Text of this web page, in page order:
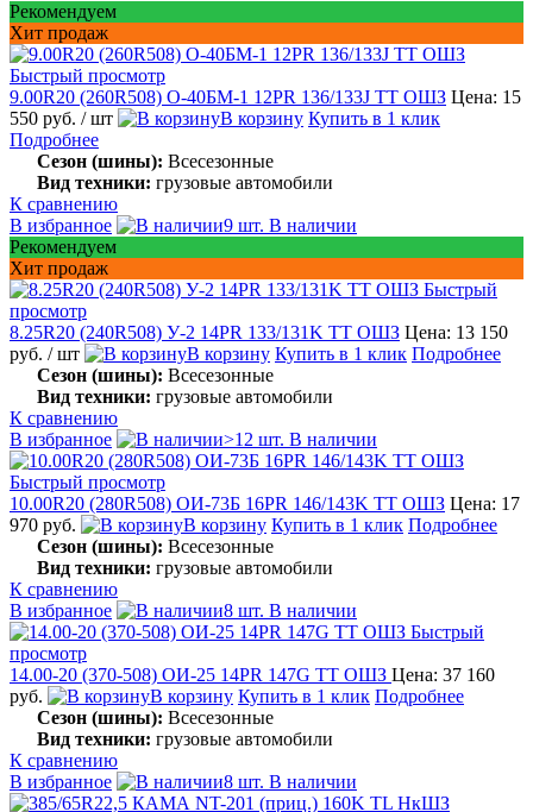
Рекомендуем
Хит продаж
Быстрый просмотр
9.00R20 (260R508) О-40БМ-1 12PR 136/133J TT ОШЗ Цена: 15
550 руб. / шт В корзину Купить в 1 клик
Подробнее
Сезон (шины): Всесезонные
Вид техники: грузовые автомобили
К сравнению
В избранное
9 шт. В наличии
Рекомендуем
Хит продаж
Быстрый
просмотр
8.25R20 (240R508) У-2 14PR 133/131K TT ОШЗ Цена: 13 150
руб. / шт В корзину Купить в 1 клик Подробнее
Сезон (шины): Всесезонные
Вид техники: грузовые автомобили
К сравнению
В избранное
>12 шт. В наличии
Быстрый просмотр
10.00R20 (280R508) ОИ-73Б 16PR 146/143K TT ОШЗ Цена: 17
970 руб.
В корзину Купить в 1 клик Подробнее
Сезон (шины): Всесезонные
Вид техники: грузовые автомобили
К сравнению
В избранное
8 шт. В наличии
Быстрый
просмотр
14.00-20 (370-508) ОИ-25 14PR 147G TT ОШЗ Цена: 37 160
руб.
В корзину Купить в 1 клик Подробнее
Сезон (шины): Всесезонные
Вид техники: грузовые автомобили
К сравнению
В избранное
8 шт. В наличии